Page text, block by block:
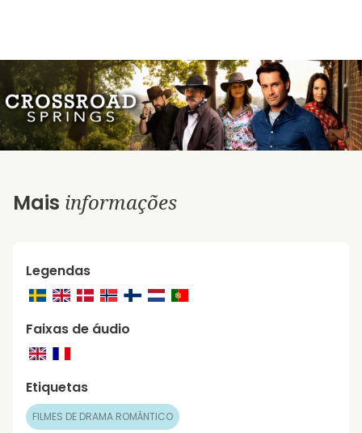
Mais informações
Legendas
Faixas de áudio
Etiquetas
FILMES DE DRAMA ROMÂNTICO